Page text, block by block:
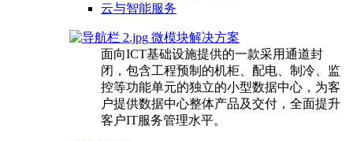
云与智能服务
微模块解决方案
面向ICT基础设施提供的一款采用通道封
闭，包含工程预制的机柜、配电、制冷、监
控等功能单元的独立的小型数据中心，为客
户提供数据中心整体产品及交付，全面提升
客户IT服务管理水平。